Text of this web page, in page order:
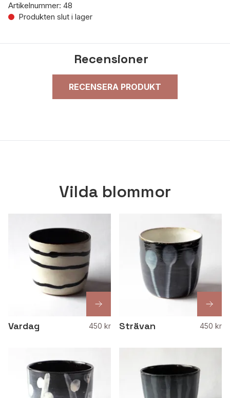
Artikelnummer: 48
Produkten slut i lager
Recensioner
RECENSERA PRODUKT
Vilda blommor
Vardag 450 kr Strävan 450 kr